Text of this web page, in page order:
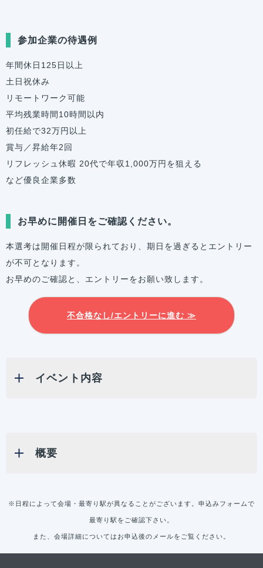
参加企業の待遇例
年間休日125日以上
土日祝休み
リモートワーク可能
平均残業時間10時間以内
初任給で32万円以上
賞与／昇給年2回
リフレッシュ休暇 20代で年収1,000万円を狙える
など優良企業多数
お早めに開催日をご確認ください。
本選考は開催日程が限られており、期日を過ぎるとエントリー
が不可となります。
お早めのご確認と、エントリーをお願い致します。
不合格なし/エントリーに進む ≫
イベント内容
概要
※日程によって会場・最寄り駅が異なることがございます。申込みフォームで
最寄り駅をご確認下さい。
また、会場詳細についてはお申込後のメールをご覧ください。